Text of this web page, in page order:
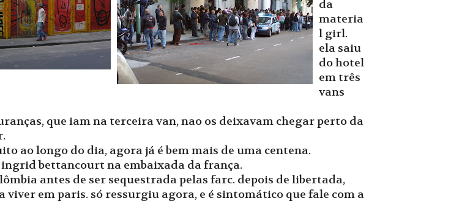
da
materia
l girl.
ela saiu
do hotel
em três
vans
que iam na terceira van, nao os deixavam chegar perto da
ao longo do dia, agora já é bem mais de uma centena.
bettancourt na embaixada da frança.
antes de ser sequestrada pelas farc. depois de libertada,
em paris. só ressurgiu agora, e é sintomático que fale com a